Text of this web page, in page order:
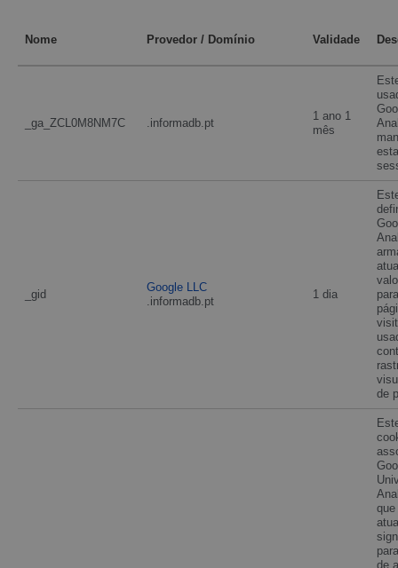
Nome Provedor / Domínio Validade
_ga_ZCL0M8NM7C .informadb.pt
1 ano 1
mês
_gid
Google LLC
.informadb.pt
1 dia
de
de